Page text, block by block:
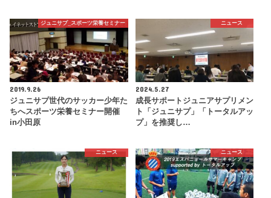
ジュニサプ_スポーツ栄養セミナー
2019.9.26
ジュニサプ世代のサッカー少年た
ちへスポーツ栄養セミナー開催
in小田原
ニュース
2024.5.27
成長サポートジュニアサプリメン
ト「ジュニサプ」「トータルアッ
プ」を推奨し…
ニュース ニュース